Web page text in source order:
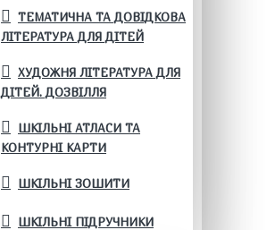
ТЕМАТИЧНА ТА ДОВІДКОВА
ЛІТЕРАТУРА ДЛЯ ДІТЕЙ
ХУДОЖНЯ ЛІТЕРАТУРА ДЛЯ
ДІТЕЙ. ДОЗВІЛЛЯ
ШКІЛЬНІ АТЛАСИ ТА
КОНТУРНІ КАРТИ
ШКІЛЬНІ ЗОШИТИ
ШКІЛЬНІ ПІДРУЧНИКИ